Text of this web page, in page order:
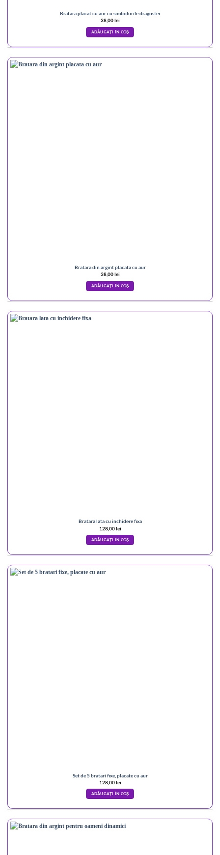
Bratara placat cu aur cu simbolurile dragostei
38,00lei
ADĂUGAȚI ÎN COȘ
Bratara din argint placata cu aur
38,00lei
ADĂUGAȚI ÎN COȘ
Bratara lata cu inchidere fixa
128,00lei
ADĂUGAȚI ÎN COȘ
Set de 5 bratari fixe, placate cu aur
128,00lei
ADĂUGAȚI ÎN COȘ